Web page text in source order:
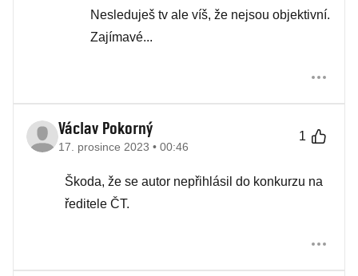
Nesleduješ tv ale víš, že nejsou objektivní.
Zajímavé...
Václav Pokorný
17. prosince 2023 • 00:46
1
Škoda, že se autor nepřihlásil do konkurzu na
ředitele ČT.